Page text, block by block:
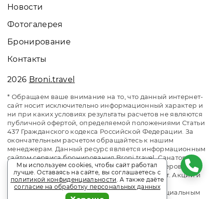
Новости
Фотогалерея
Бронирование
Контакты
2026 Broni.travel
* Обращаем ваше внимание на то, что данный интернет-
сайт носит исключительно информационный характер и
ни при каких условиях результаты расчетов не являются
публичной офертой, определяемой положениями Статьи
437 Гражданского кодекса Российской Федерации. За
окончательным расчетом обращайтесь к нашим
менеджерам. Данный ресурс является информационным
сайтом сервиса бронирования Broni.travel. Санаторий
«Заполярье». Сайт онлайн бронирования номеров.
Актуальные цены, прайс-листы и наличие мест. Акции и
спецпредложения. Выгодное бронирование.
Индивидуальный менеджер. Не является официальным
Мы используем cookies, чтобы сайт работал
лучше. Оставаясь на сайте, вы соглашаетесь с
политикой конфиденциальности. А также даёте
согласие на обработку персональных данных